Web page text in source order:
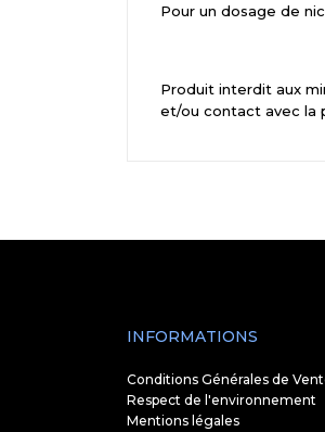
Pour un dosage de
Produit interdit aux
et/ou contact avec la
INFORMATIONS
Conditions Générales de
Respect de l'environnement
Mentions légales